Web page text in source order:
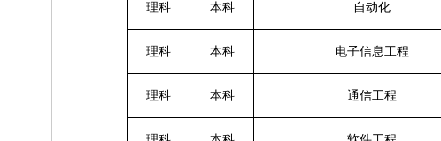
理科 本科 自动化
理科 本科 电子信息工程
理科 本科 通信工程